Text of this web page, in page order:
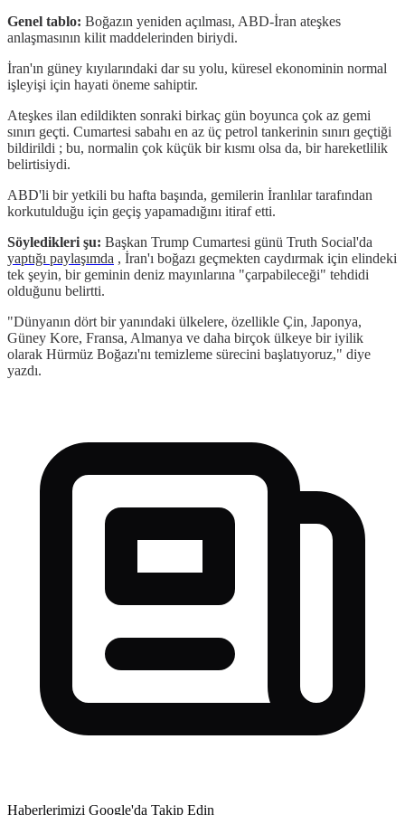
Genel tablo: Boğazın yeniden açılması, ABD-İran ateşkes
anlaşmasının kilit maddelerinden biriydi.
İran'ın güney kıyılarındaki dar su yolu, küresel ekonominin normal
işleyişi için hayati öneme sahiptir.
Ateşkes ilan edildikten sonraki birkaç gün boyunca çok az gemi
sınırı geçti. Cumartesi sabahı en az üç petrol tankerinin sınırı geçtiği
bildirildi ; bu, normalin çok küçük bir kısmı olsa da, bir hareketlilik
belirtisiydi.
ABD'li bir yetkili bu hafta başında, gemilerin İranlılar tarafından
korkutulduğu için geçiş yapamadığını itiraf etti.
Söyledikleri şu: Başkan Trump Cumartesi günü Truth Social'da
yaptığı paylaşımda , İran'ı boğazı geçmekten caydırmak için elindeki
tek şeyin, bir geminin deniz mayınlarına "çarpabileceği" tehdidi
olduğunu belirtti.
"Dünyanın dört bir yanındaki ülkelere, özellikle Çin, Japonya,
Güney Kore, Fransa, Almanya ve daha birçok ülkeye bir iyilik
olarak Hürmüz Boğazı'nı temizleme sürecini başlatıyoruz," diye
yazdı.
Haberlerimizi Google'da Takip Edin